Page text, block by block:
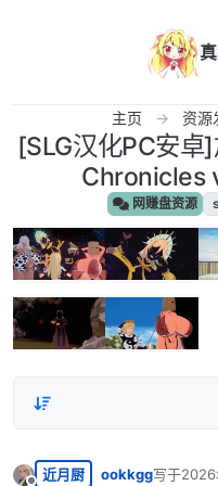
主页 资源
[SLG汉化PC安卓
Chronicles
网赚盘资源
近月厨 ookkgg写于2026